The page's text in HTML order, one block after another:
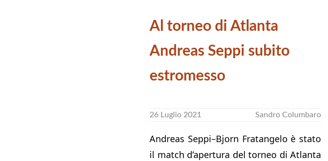
Al torneo di Atlanta
Andreas Seppi subito
estromesso
26 Luglio 2021 Sandro Columbaro
Andreas Seppi–Bjorn Fratangelo è stato
il match d’apertura del torneo di Atlanta